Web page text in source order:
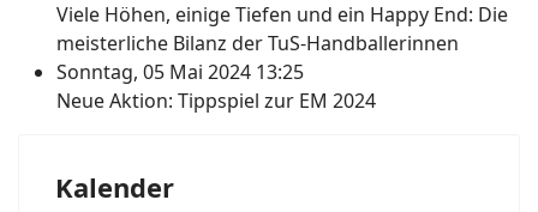
Viele Höhen, einige Tiefen und ein Happy End: Die
meisterliche Bilanz der TuS-Handballerinnen
Sonntag, 05 Mai 2024 13:25
Neue Aktion: Tippspiel zur EM 2024
Kalender